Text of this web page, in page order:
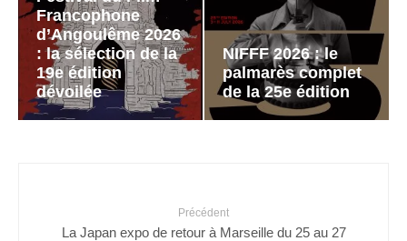
Francophone
d’Angoulême 2026
: la sélection de la
19e édition
dévoilée
NIFFF 2026 : le
palmarès complet
de la 25e édition
Précédent
La Japan expo de retour à Marseille du 25 au 27